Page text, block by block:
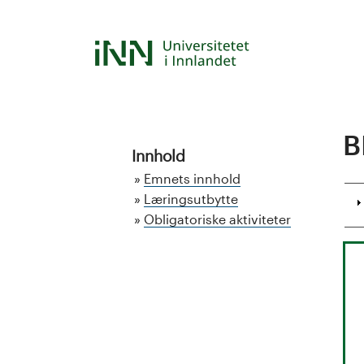
S
Innhold
Emnets innhold
Læringsutbytte
Obligatoriske aktiviteter